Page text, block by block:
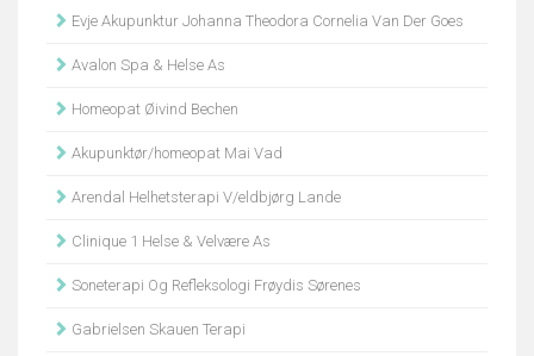
Evje Akupunktur Johanna Theodora Cornelia Van Der Goes
Avalon Spa & Helse As
Homeopat Øivind Bechen
Akupunktør/homeopat Mai Vad
Arendal Helhetsterapi V/eldbjørg Lande
Clinique 1 Helse & Velvære As
Soneterapi Og Refleksologi Frøydis Sørenes
Gabrielsen Skauen Terapi